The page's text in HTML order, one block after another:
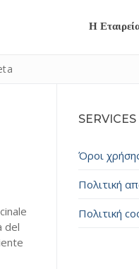
Η
del
SERVICES
Όροι
Πολιτική
Πολιτική